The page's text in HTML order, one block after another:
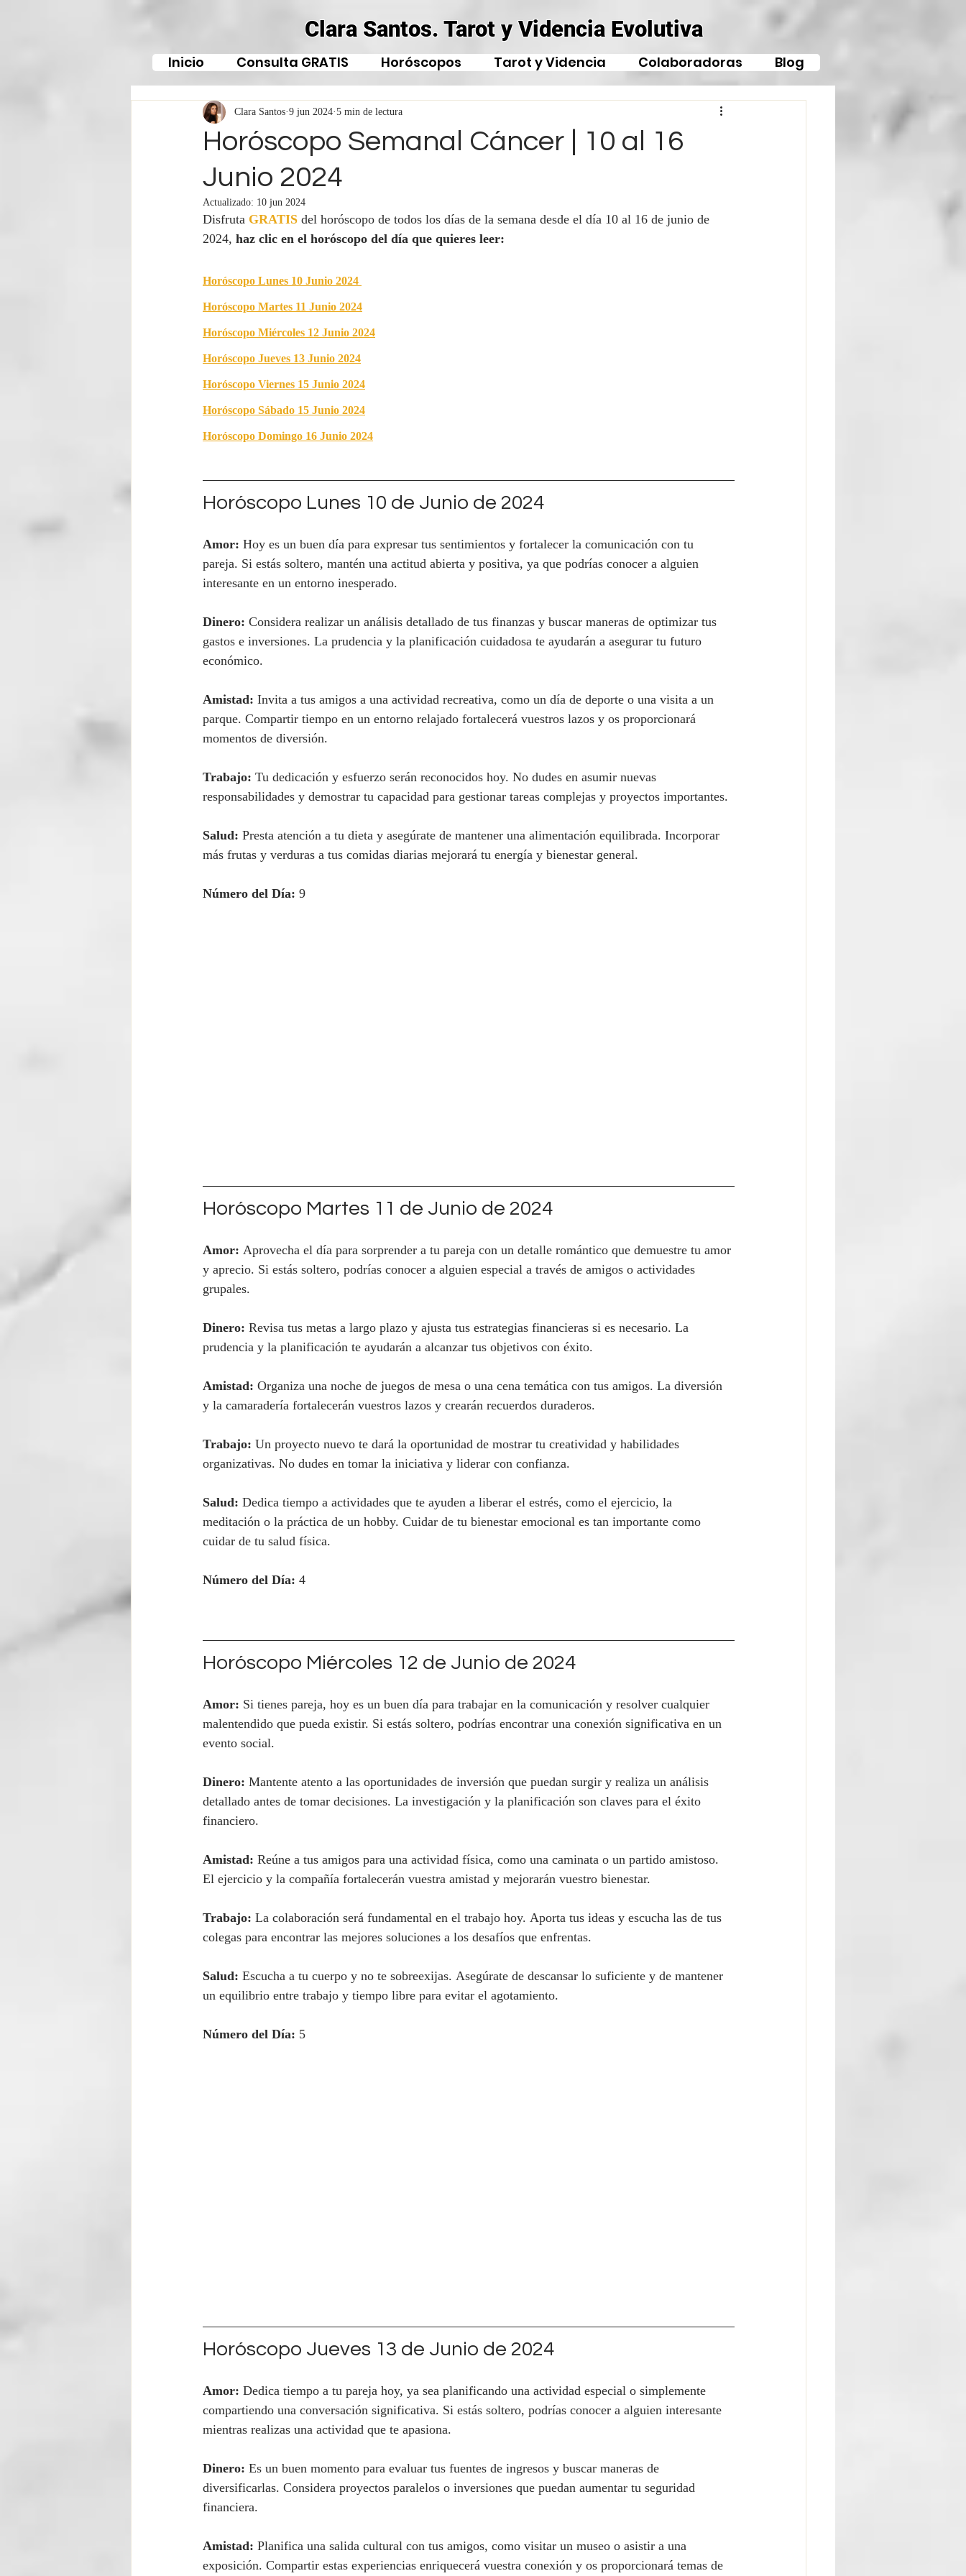
Clara Santos. Tarot y Videncia Evolutiva
Inicio Consulta GRATIS Horóscopos Tarot y Videncia Colaboradoras Blog
Horóscopo Semanal Cáncer | 10 al 16
Junio 2024
Clara Santos9 jun 20245 min de lectura
Actualizado: 10 jun 2024
Disfruta GRATISdel horóscopo de todos los días de la semana desde el día 10 al 16 de junio de
2024, haz clic en el horóscopo del día que quieres leer:
Horóscopo Lunes 10 Junio 2024
Horóscopo Martes 11 Junio 2024
Horóscopo Miércoles 12 Junio 2024
Horóscopo Jueves 13 Junio 2024
Horóscopo Viernes 15 Junio 2024
Horóscopo Sábado 15 Junio 2024
Horóscopo Domingo 16 Junio 2024
Horóscopo Lunes 10 de Junio de 2024
Amor: Hoy es un buen día para expresar tus sentimientos y fortalecer la comunicación con tu
pareja. Si estás soltero, mantén una actitud abierta y positiva, ya que podrías conocer a alguien
interesante en un entorno inesperado.
Dinero: Considera realizar un análisis detallado de tus finanzas y buscar maneras de optimizar tus
gastos e inversiones. La prudencia y la planificación cuidadosa te ayudarán a asegurar tu futuro
económico.
Amistad: Invita a tus amigos a una actividad recreativa, como un día de deporte o una visita a un
parque. Compartir tiempo en un entorno relajado fortalecerá vuestros lazos y os proporcionará
momentos de diversión.
Trabajo: Tu dedicación y esfuerzo serán reconocidos hoy. No dudes en asumir nuevas
responsabilidades y demostrar tu capacidad para gestionar tareas complejas y proyectos importantes.
Salud: Presta atención a tu dieta y asegúrate de mantener una alimentación equilibrada. Incorporar
más frutas y verduras a tus comidas diarias mejorará tu energía y bienestar general.
Número del Día: 9
Horóscopo Martes 11 de Junio de 2024
Amor: Aprovecha el día para sorprender a tu pareja con un detalle romántico que demuestre tu amor
y aprecio. Si estás soltero, podrías conocer a alguien especial a través de amigos o actividades
grupales.
Dinero: Revisa tus metas a largo plazo y ajusta tus estrategias financieras si es necesario. La
prudencia y la planificación te ayudarán a alcanzar tus objetivos con éxito.
Amistad: Organiza una noche de juegos de mesa o una cena temática con tus amigos. La diversión
y la camaradería fortalecerán vuestros lazos y crearán recuerdos duraderos.
Trabajo: Un proyecto nuevo te dará la oportunidad de mostrar tu creatividad y habilidades
organizativas. No dudes en tomar la iniciativa y liderar con confianza.
Salud: Dedica tiempo a actividades que te ayuden a liberar el estrés, como el ejercicio, la
meditación o la práctica de un hobby. Cuidar de tu bienestar emocional es tan importante como
cuidar de tu salud física.
Número del Día: 4
Horóscopo Miércoles 12 de Junio de 2024
Amor: Si tienes pareja, hoy es un buen día para trabajar en la comunicación y resolver cualquier
malentendido que pueda existir. Si estás soltero, podrías encontrar una conexión significativa en un
evento social.
Dinero: Mantente atento a las oportunidades de inversión que puedan surgir y realiza un análisis
detallado antes de tomar decisiones. La investigación y la planificación son claves para el éxito
financiero.
Amistad: Reúne a tus amigos para una actividad física, como una caminata o un partido amistoso.
El ejercicio y la compañía fortalecerán vuestra amistad y mejorarán vuestro bienestar.
Trabajo: La colaboración será fundamental en el trabajo hoy. Aporta tus ideas y escucha las de tus
colegas para encontrar las mejores soluciones a los desafíos que enfrentas.
Salud: Escucha a tu cuerpo y no te sobreexijas. Asegúrate de descansar lo suficiente y de mantener
un equilibrio entre trabajo y tiempo libre para evitar el agotamiento.
Número del Día: 5
Horóscopo Jueves 13 de Junio de 2024
Amor: Dedica tiempo a tu pareja hoy, ya sea planificando una actividad especial o simplemente
compartiendo una conversación significativa. Si estás soltero, podrías conocer a alguien interesante
mientras realizas una actividad que te apasiona.
Dinero: Es un buen momento para evaluar tus fuentes de ingresos y buscar maneras de
diversificarlas. Considera proyectos paralelos o inversiones que puedan aumentar tu seguridad
financiera.
Amistad: Planifica una salida cultural con tus amigos, como visitar un museo o asistir a una
exposición. Compartir estas experiencias enriquecerá vuestra conexión y os proporcionará temas de